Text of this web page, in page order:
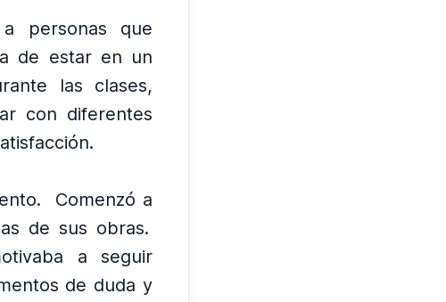
a personas que
de estar en un
las clases,
con diferentes
Comenzó a
de sus obras.
a seguir
de duda y